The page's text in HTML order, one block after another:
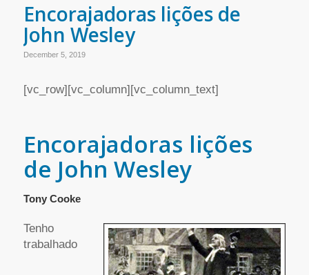
Encorajadoras lições de
John Wesley
December 5, 2019
[vc_row][vc_column][vc_column_text]
Encorajadoras lições
de John Wesley
Tony Cooke
Tenho
trabalhado